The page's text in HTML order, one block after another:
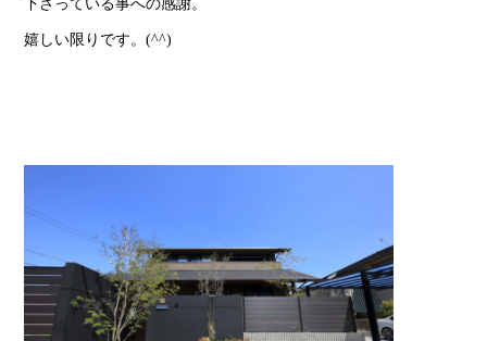
下さっている事への感謝。
嬉しい限りです。(^^)